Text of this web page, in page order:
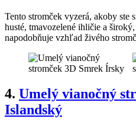
Tento stromček vyzerá, akoby ste
husté, tmavozelené ihličie a
napodobňuje vzhľad živého
4. Umelý vianočný
Islandský